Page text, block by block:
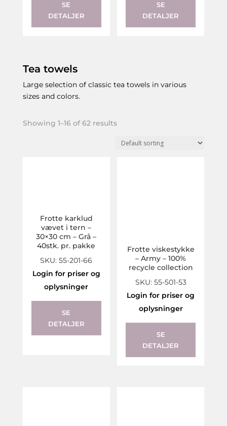
SE
DETALJER
SE
DETALJER
Tea towels
Large selection of classic tea towels in various
sizes and colors.
Showing 1–16 of 62 results
Frotte karklud
vævet i tern –
30×30 cm – Grå –
40stk. pr. pakke
SKU: 55-201-66
Login for priser og
oplysninger
SE
DETALJER
Frotte viskestykke
– Army – 100%
recycle collection
SKU: 55-501-53
Login for priser og
oplysninger
SE
DETALJER